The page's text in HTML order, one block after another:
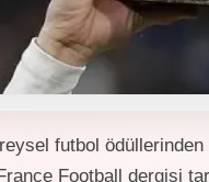
futbol
Football dergisi